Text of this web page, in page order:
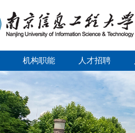
机构职能 人才招聘